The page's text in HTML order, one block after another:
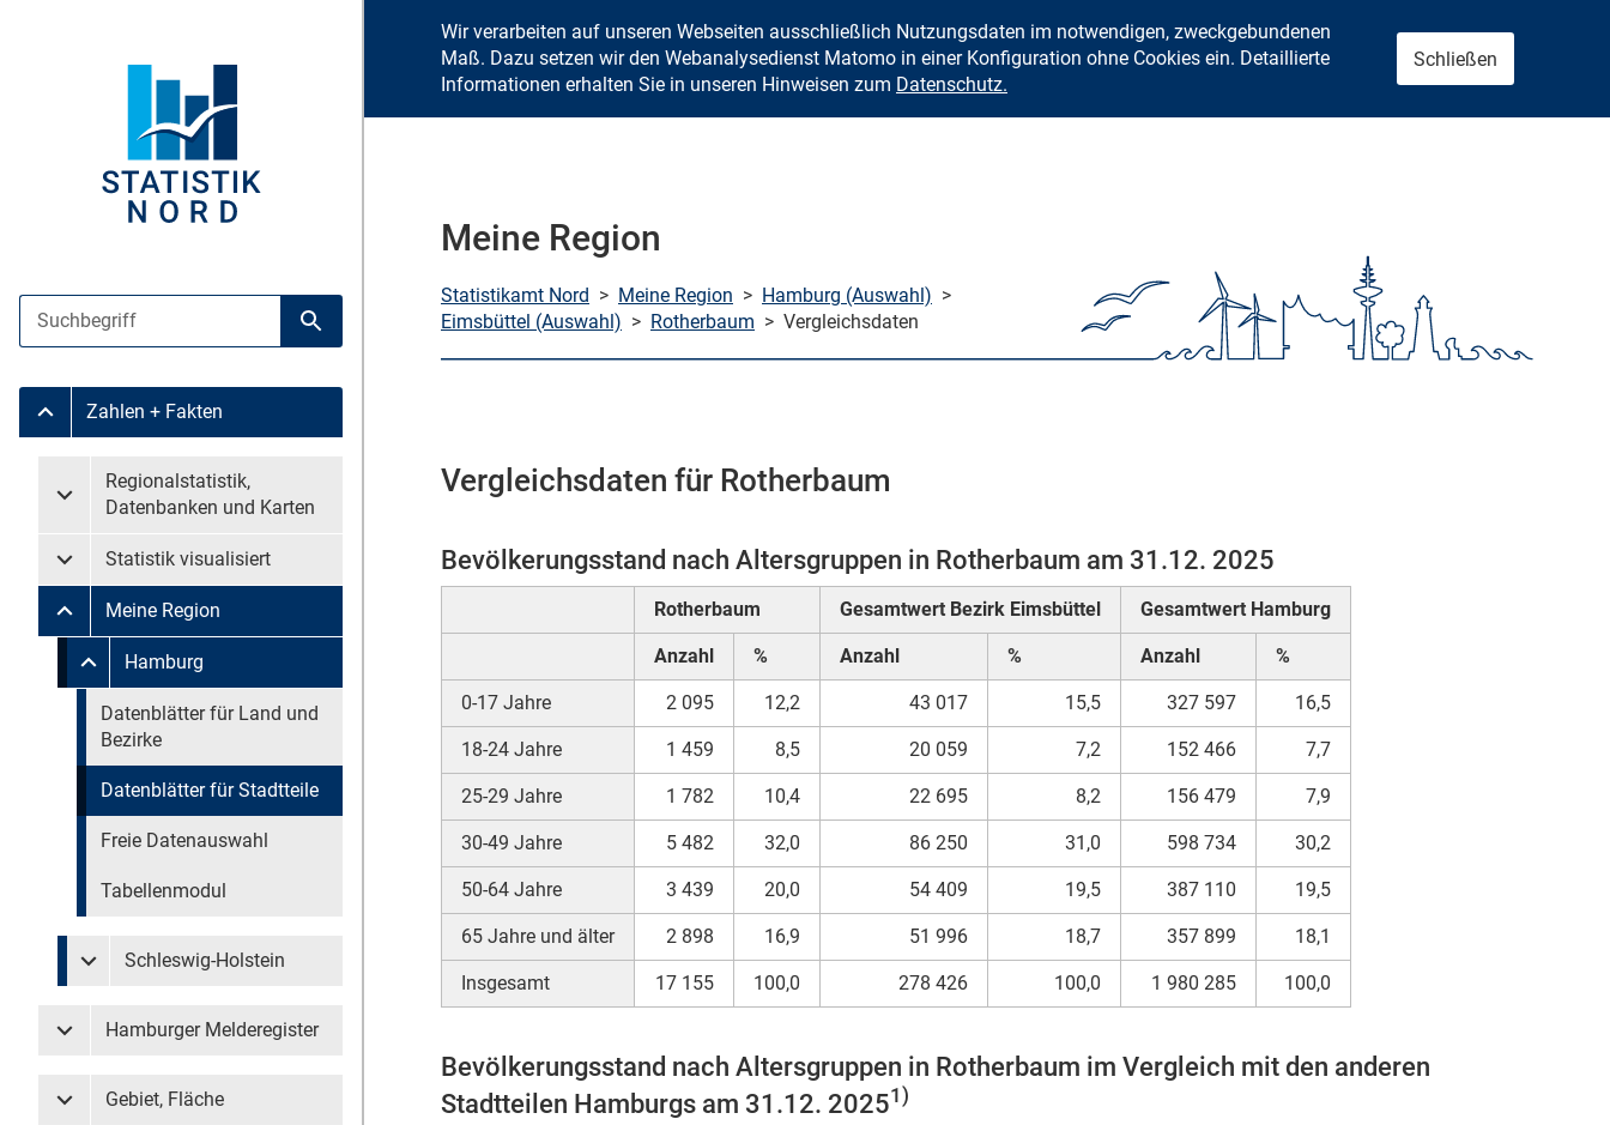
Zum Inhalt springen
Suche
Suche starten
Untermenü Zahlen + Fakten
Zahlen + Fakten
Untermenü überspringen
Untermenü Regionalstatistik, Datenbanken und Karten
Regionalstatistik,
Datenbanken und Karten
Untermenü Statistik visualisiert
Statistik visualisiert
Untermenü Meine Region
Meine Region
Untermenü überspringen
Untermenü Meine Region Hamburg
Hamburg
Untermenü überspringen
Datenblätter für Land und
Bezirke
Datenblätter für Stadtteile
Freie Datenauswahl
Tabellenmodul
Untermenü Meine Region Schleswig-Holstein
Schleswig-Holstein
Untermenü Hamburger Melderegister
Hamburger Melderegister
Untermenü Gebiet, Fläche
Gebiet, Fläche
Wir verarbeiten auf unseren Webseiten ausschließlich Nutzungsdaten im notwendigen, zweckgebundenen
Maß. Dazu setzen wir den Webanalysedienst Matomo in einer Konfiguration ohne Cookies ein. Detaillierte
Informationen erhalten Sie in unseren Hinweisen zum Datenschutz.
Schließen
Meine Region
Statistikamt Nord > Meine Region > Hamburg (Auswahl) >
Eimsbüttel (Auswahl) > Rotherbaum > Vergleichsdaten
Vergleichsdaten für Rotherbaum
Bevölkerungsstand nach Altersgruppen in Rotherbaum am 31.12. 2025
Rotherbaum Gesamtwert Bezirk Eimsbüttel Gesamtwert Hamburg
Anzahl % Anzahl % Anzahl %
0-17 Jahre 2 095 12,2 43 017 15,5 327 597 16,5
18-24 Jahre 1 459 8,5 20 059 7,2 152 466 7,7
25-29 Jahre 1 782 10,4 22 695 8,2 156 479 7,9
30-49 Jahre 5 482 32,0 86 250 31,0 598 734 30,2
50-64 Jahre 3 439 20,0 54 409 19,5 387 110 19,5
65 Jahre und älter 2 898 16,9 51 996 18,7 357 899 18,1
Insgesamt 17 155 100,0 278 426 100,0 1 980 285 100,0
Bevölkerungsstand nach Altersgruppen in Rotherbaum im Vergleich mit den anderen
Stadtteilen Hamburgs am 31.12. 20251)